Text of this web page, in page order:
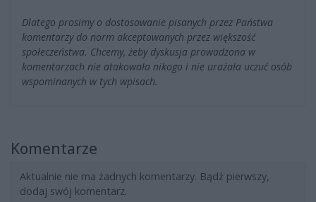
Dlatego prosimy o dostosowanie pisanych przez Państwa
komentarzy do norm akceptowanych przez większość
społeczeństwa. Chcemy, żeby dyskusja prowadzona w
komentarzach nie atakowała nikogo i nie urażała uczuć osób
wspominanych w tych wpisach.
Komentarze
Aktualnie nie ma żadnych komentarzy. Bądź pierwszy,
dodaj swój komentarz.